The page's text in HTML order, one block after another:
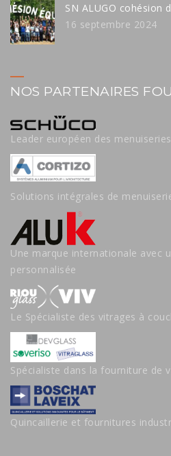
SN ALUGO cohésion
16 septembre 2024
NOS PARTENAIRES
Leader européen des
Solutions intégrales de
Une marque internationale avec
personnalisée
Le Spécialiste des vitrages à
Spécialiste dans la fourniture de
Quincaillerie et fournitures